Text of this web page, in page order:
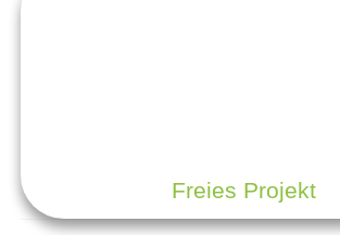
Freies Projekt